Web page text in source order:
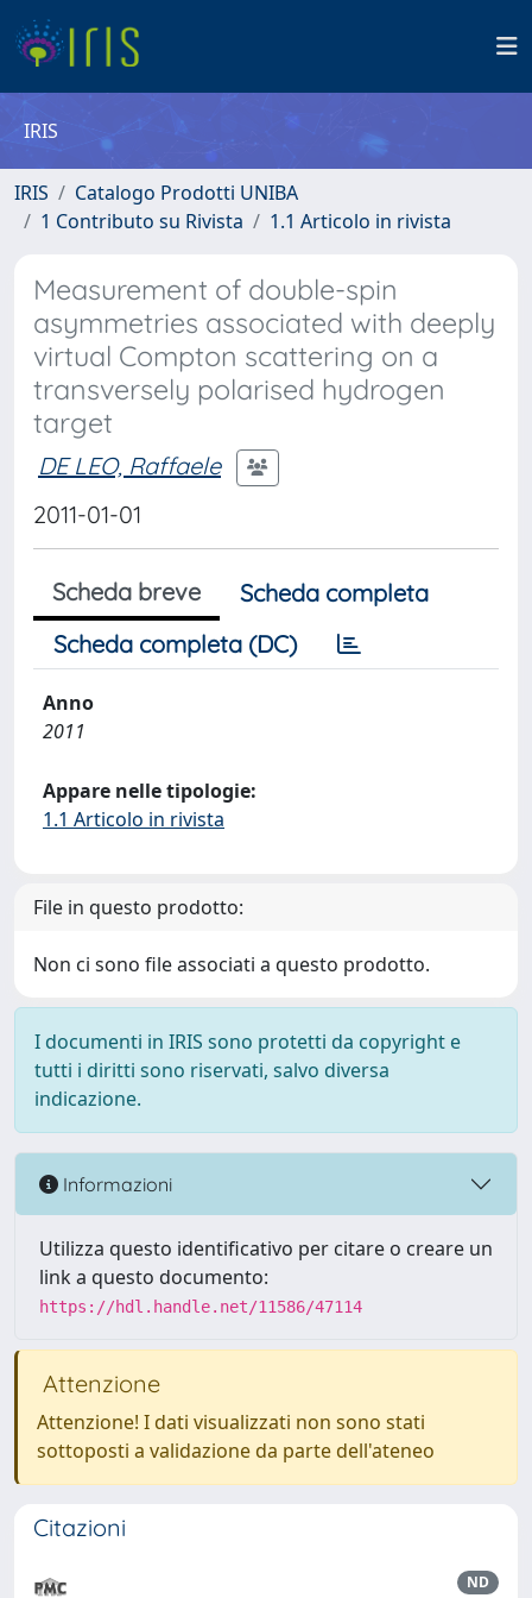
IRIS
IRIS
Catalogo Prodotti UNIBA
1 Contributo su Rivista
1.1 Articolo in rivista
Measurement of double-spin
asymmetries associated with deeply
virtual Compton scattering on a
transversely polarised hydrogen
target
DE LEO, Raffaele
2011-01-01
Scheda breve
Scheda completa
Scheda completa (DC)
Anno
2011
Appare nelle tipologie:
1.1 Articolo in rivista
File in questo prodotto:
Non ci sono file associati a questo prodotto.
I documenti in IRIS sono protetti da copyright e
tutti i diritti sono riservati, salvo diversa
indicazione.
Informazioni
Utilizza questo identificativo per citare o creare un
link a questo documento:
https://hdl.handle.net/11586/47114
Attenzione
Attenzione! I dati visualizzati non sono stati
sottoposti a validazione da parte dell'ateneo
Citazioni
ND